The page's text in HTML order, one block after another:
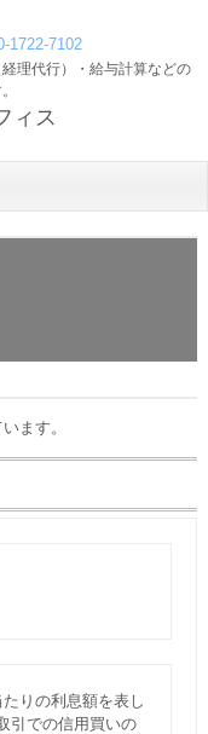
1722-7102
理代行）・給与計算などの
ィス
ます。
りの利息額を表し
引での信用買いの